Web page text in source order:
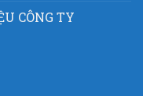
CÔNG TY